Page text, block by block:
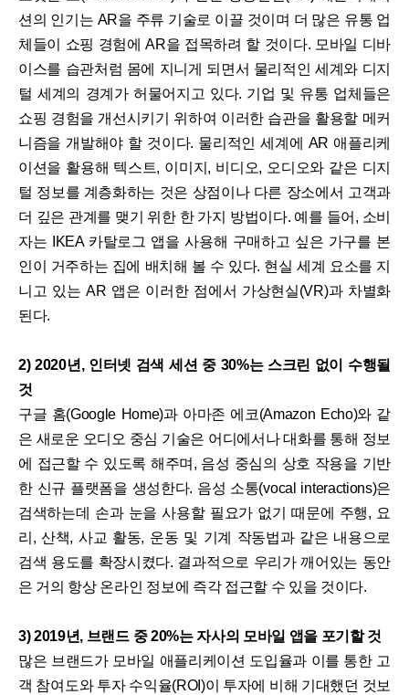
션의 인기는 AR을 주류 기술로 이끌 것이며 더 많은 유통 업
체들이 쇼핑 경험에 AR을 접목하려 할 것이다. 모바일 디바
이스를 습관처럼 몸에 지니게 되면서 물리적인 세계와 디지
털 세계의 경계가 허물어지고 있다. 기업 및 유통 업체들은
쇼핑 경험을 개선시키기 위하여 이러한 습관을 활용할 메커
니즘을 개발해야 할 것이다. 물리적인 세계에 AR 애플리케
이션을 활용해 텍스트, 이미지, 비디오, 오디오와 같은 디지
털 정보를 계층화하는 것은 상점이나 다른 장소에서 고객과
더 깊은 관계를 맺기 위한 한 가지 방법이다. 예를 들어, 소비
자는 IKEA 카탈로그 앱을 사용해 구매하고 싶은 가구를 본
인이 거주하는 집에 배치해 볼 수 있다. 현실 세계 요소를 지
니고 있는 AR 앱은 이러한 점에서 가상현실(VR)과 차별화
된다.
2) 2020년, 인터넷 검색 세션 중 30%는 스크린 없이 수행될
것
구글 홈(Google Home)과 아마존 에코(Amazon Echo)와 같
은 새로운 오디오 중심 기술은 어디에서나 대화를 통해 정보
에 접근할 수 있도록 해주며, 음성 중심의 상호 작용을 기반
한 신규 플랫폼을 생성한다. 음성 소통(vocal interactions)은
검색하는데 손과 눈을 사용할 필요가 없기 때문에 주행, 요
리, 산책, 사교 활동, 운동 및 기계 작동법과 같은 내용으로
검색 용도를 확장시켰다. 결과적으로 우리가 깨어있는 동안
은 거의 항상 온라인 정보에 즉각 접근할 수 있을 것이다.
3) 2019년, 브랜드 중 20%는 자사의 모바일 앱을 포기할 것
많은 브랜드가 모바일 애플리케이션 도입율과 이를 통한 고
객 참여도와 투자 수익율(ROI)이 투자에 비해 기대했던 것보